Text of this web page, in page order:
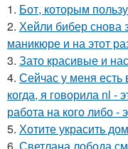
1. Бот, которым
2. Хейли бибер снова
маникюре и на этот
3. Зато красивые и
4. Сейчас у меня есть
когда, я говорила nl -
работа на кого либо -
5. Хотите украсить